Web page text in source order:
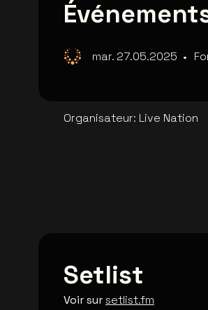
mar. 27.05.2025 •
Organisateur: Live Nation
Setlist
Voir sursetlist.fm